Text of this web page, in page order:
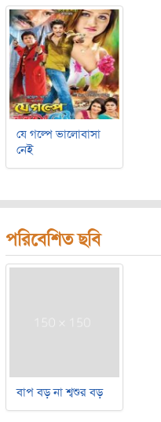
যে গল্পে ভালোবাসা
নেই
পরিবেশিত ছবি
বাপ বড় না শ্বশুর বড়